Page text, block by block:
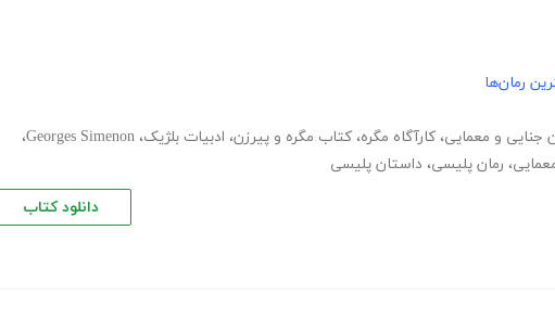
رمان‌ها
جنایی و معمایی، کارآگاه مگره، کتاب مگره و پیرزن، ادبیات بلژیک، Georges Simenon،
، رمان پلیسی، داستان پلیسی
دانلود کتاب